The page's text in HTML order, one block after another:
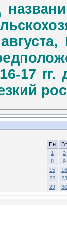
17
Пн
Вт
1
2
8
9
15
16
22
23
29
30